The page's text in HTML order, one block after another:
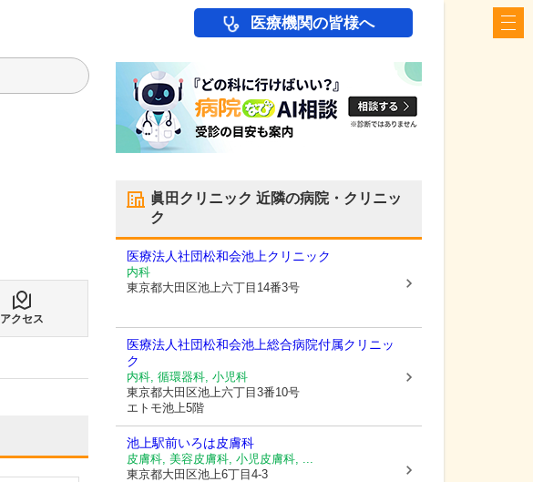
医療機関の皆様へ
アクセス
眞田クリニック 近隣の病院・クリニッ
ク
医療法人社団松和会池上クリニック
内科
東京都大田区池上六丁目14番3号
医療法人社団松和会池上総合病院付属クリニッ
ク
内科, 循環器科, 小児科
東京都大田区池上六丁目3番10号
エトモ池上5階
池上駅前いろは皮膚科
皮膚科, 美容皮膚科, 小児皮膚科, ...
東京都大田区池上6丁目4-3